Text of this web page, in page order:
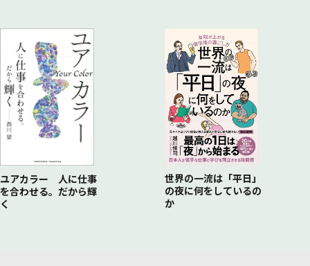
ユアカラー 人に仕事
を合わせる。だから輝
く
世界の一流は「平日」
の夜に何をしているの
か